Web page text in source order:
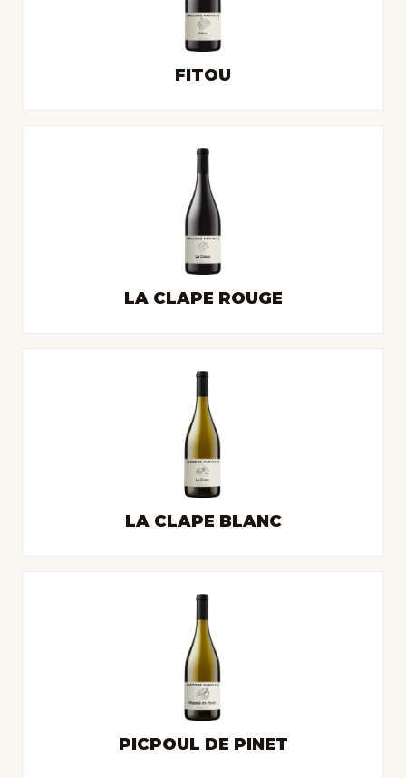
FITOU
LA CLAPE ROUGE
LA CLAPE BLANC
PICPOUL DE PINET